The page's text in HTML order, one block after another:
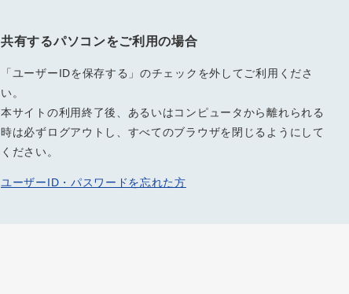
共有するパソコンをご利用の場合
「ユーザーIDを保存する」のチェックを外してご利用くださ
い。
本サイトの利用終了後、あるいはコンピュータから離れられる
時は必ずログアウトし、すべてのブラウザを閉じるようにして
ください。
ユーザーID・パスワードを忘れた方